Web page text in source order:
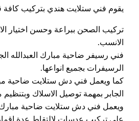
يقوم فني ستلايت هندي بتركيب كافة
تركيب الصحن ببراعة وحسن اختيار
الانسب.
فني رسيفر ضاحية مبارك العبدالله
الرسيفرات بجميع انواعها.
كما ويعمل فني دش ستلايت ضاحية
الجابر بمهمة توصيل الاسلاك وبتنظيم
ويعمل فني دش ستلايت ضاحية مبارك
على تركيب عدسات لالتقاط عدة